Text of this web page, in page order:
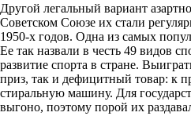
Другой легальный вариант
Советском Союзе их стали
1950-х годов. Одна из самых
Ее так назвали в честь 49 видов
развитие спорта в стране.
приз, так и дефицитный товар: к
стиральную машину. Для
выгоно, поэтому порой их